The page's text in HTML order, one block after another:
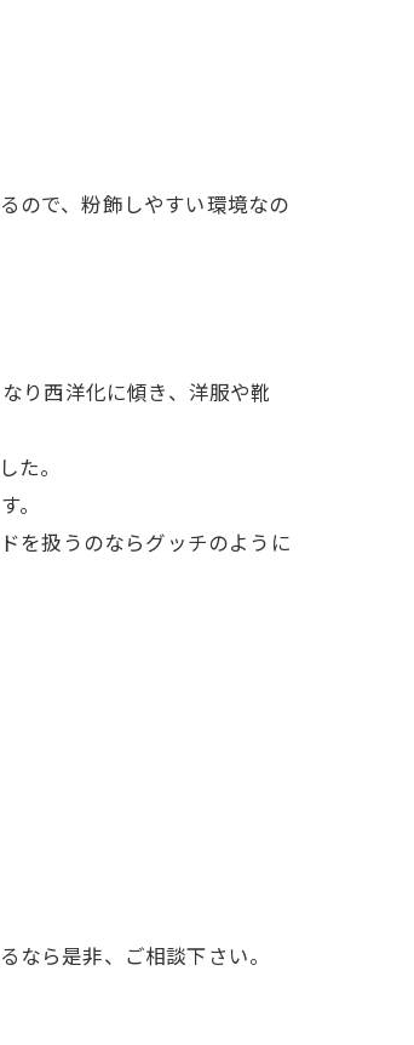
ので、粉飾しやすい環境なの
り西洋化に傾き、洋服や靴
た。
。
を扱うのならグッチのように
ら是非、ご相談下さい。